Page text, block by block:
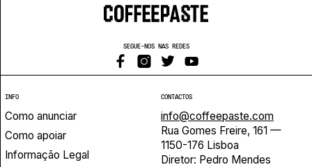
SEGUE-NOS NAS REDES
INFO
Como anunciar
Como apoiar
Informação Legal
CONTACTOS
info@coffeepaste.com
Rua Gomes Freire, 161 —
1150-176 Lisboa
Diretor: Pedro Mendes